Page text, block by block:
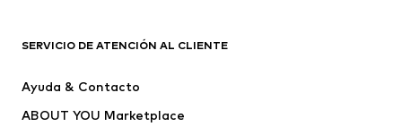
Vestidos
Camisetas y tops
SERVICIO DE ATENCIÓN AL CLIENTE
Ayuda & Contacto
ABOUT YOU Marketplace